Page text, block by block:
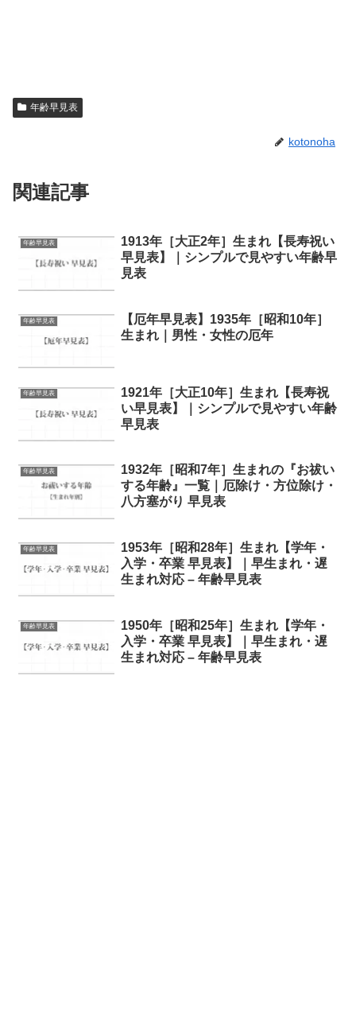
年齢早見表
kotonoha
関連記事
年齢早見表
1913年［大正2年］生まれ【長寿祝い
早見表】｜シンプルで見やすい年齢早
見表
年齢早見表
【厄年早見表】1935年［昭和10年］
生まれ｜男性・女性の厄年
年齢早見表
1921年［大正10年］生まれ【長寿祝
い早見表】｜シンプルで見やすい年齢
早見表
年齢早見表
1932年［昭和7年］生まれの『お祓い
する年齢』一覧｜厄除け・方位除け・
八方塞がり 早見表
年齢早見表
1953年［昭和28年］生まれ【学年・
入学・卒業 早見表】｜早生まれ・遅
生まれ対応 – 年齢早見表
年齢早見表
1950年［昭和25年］生まれ【学年・
入学・卒業 早見表】｜早生まれ・遅
生まれ対応 – 年齢早見表